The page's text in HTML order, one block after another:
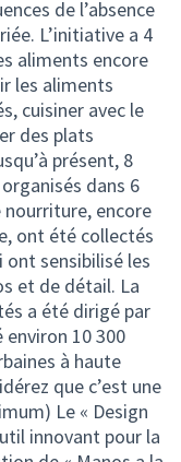
de l’absence
L’initiative a 4
aliments encore
les aliments
cuisiner avec le
des plats
présent, 8
dans 6
encore
ont été collectés
ont sensibilisé les
et de détail. La
a été dirigé par
10 300
à haute
que c’est une
Le « Design
innovant pour la